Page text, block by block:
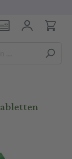
Beratung